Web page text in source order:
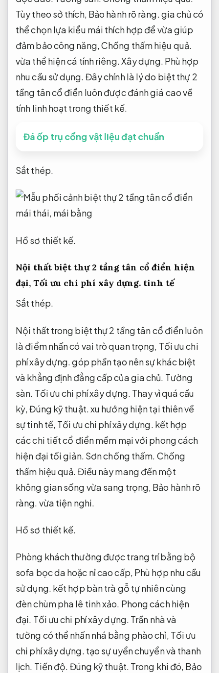
Tùy theo sở thích, Bảo hành rõ ràng.gia chủ có
thể chọn lựa kiểu mái thích hợp để vừa giúp
đảm bảo công năng,Chống thấm hiệu quả.
vừa thể hiện cá tính riêng.Xây dựng. Phù hợp
nhu cầu sử dụng. Đây chính là lý do biệt thự 2
tầng tân cổ điển luôn được đánh giá cao về
tính linh hoạt trong thiết kế.
Đá ốp trụ cổng vật liệu đạt chuẩn
Sắt thép.
Hồ sơ thiết kế.
Nội thất biệt thự 2 tầng tân cổ điển hiện
đại, Tối ưu chi phí xây dựng. tinh tế
Sắt thép.
Nội thất trong biệt thự 2 tầng tân cổ điển luôn
là điểm nhấn có vai trò quan trọng, Tối ưu chi
phí xây dựng. góp phần tạo nên sự khác biệt
và khẳng định đẳng cấp của gia chủ. Tường
sàn. Tối ưu chi phí xây dựng. Thay vì quá cầu
kỳ,Đúng kỹ thuật. xu hướng hiện tại thiên về
sự tinh tế, Tối ưu chi phí xây dựng. kết hợp
các chi tiết cổ điển mềm mại với phong cách
hiện đại tối giản. Sơn chống thấm. Chống
thấm hiệu quả. Điều này mang đến một
không gian sống vừa sang trọng, Bảo hành rõ
ràng. vừa tiện nghi.
Hồ sơ thiết kế.
Phòng khách thường được trang trí bằng bộ
sofa bọc da hoặc nỉ cao cấp, Phù hợp nhu cầu
sử dụng. kết hợp bàn trà gỗ tự nhiên cùng
đèn chùm pha lê tinh xảo. Phong cách hiện
đại. Tối ưu chi phí xây dựng. Trần nhà và
tường có thể nhấn nhá bằng phào chỉ, Tối ưu
chi phí xây dựng. tạo sự uyển chuyển và thanh
lịch. Tiến độ. Đúng kỹ thuật. Trong khi đó, Bảo